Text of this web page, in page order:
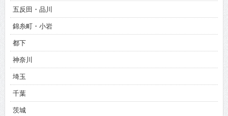
五反田・品川
錦糸町・小岩
都下
神奈川
埼玉
千葉
茨城